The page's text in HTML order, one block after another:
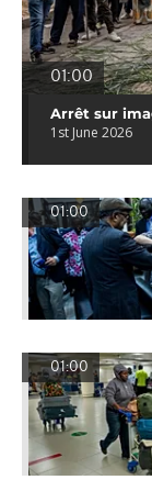
01:00
Arrêt sur
1st June 2026
01:00
01:00